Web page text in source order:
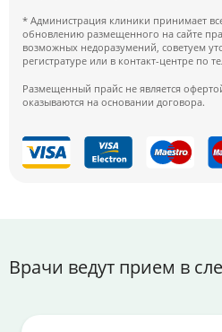
* Администрация клиники принимает
обновлению размещенного на сайте
возможных недоразумений, советуем
регистратуре или в контакт-центре по
Размещенный прайс не является
оказываются на основании договора.
Врачи ведут прием в